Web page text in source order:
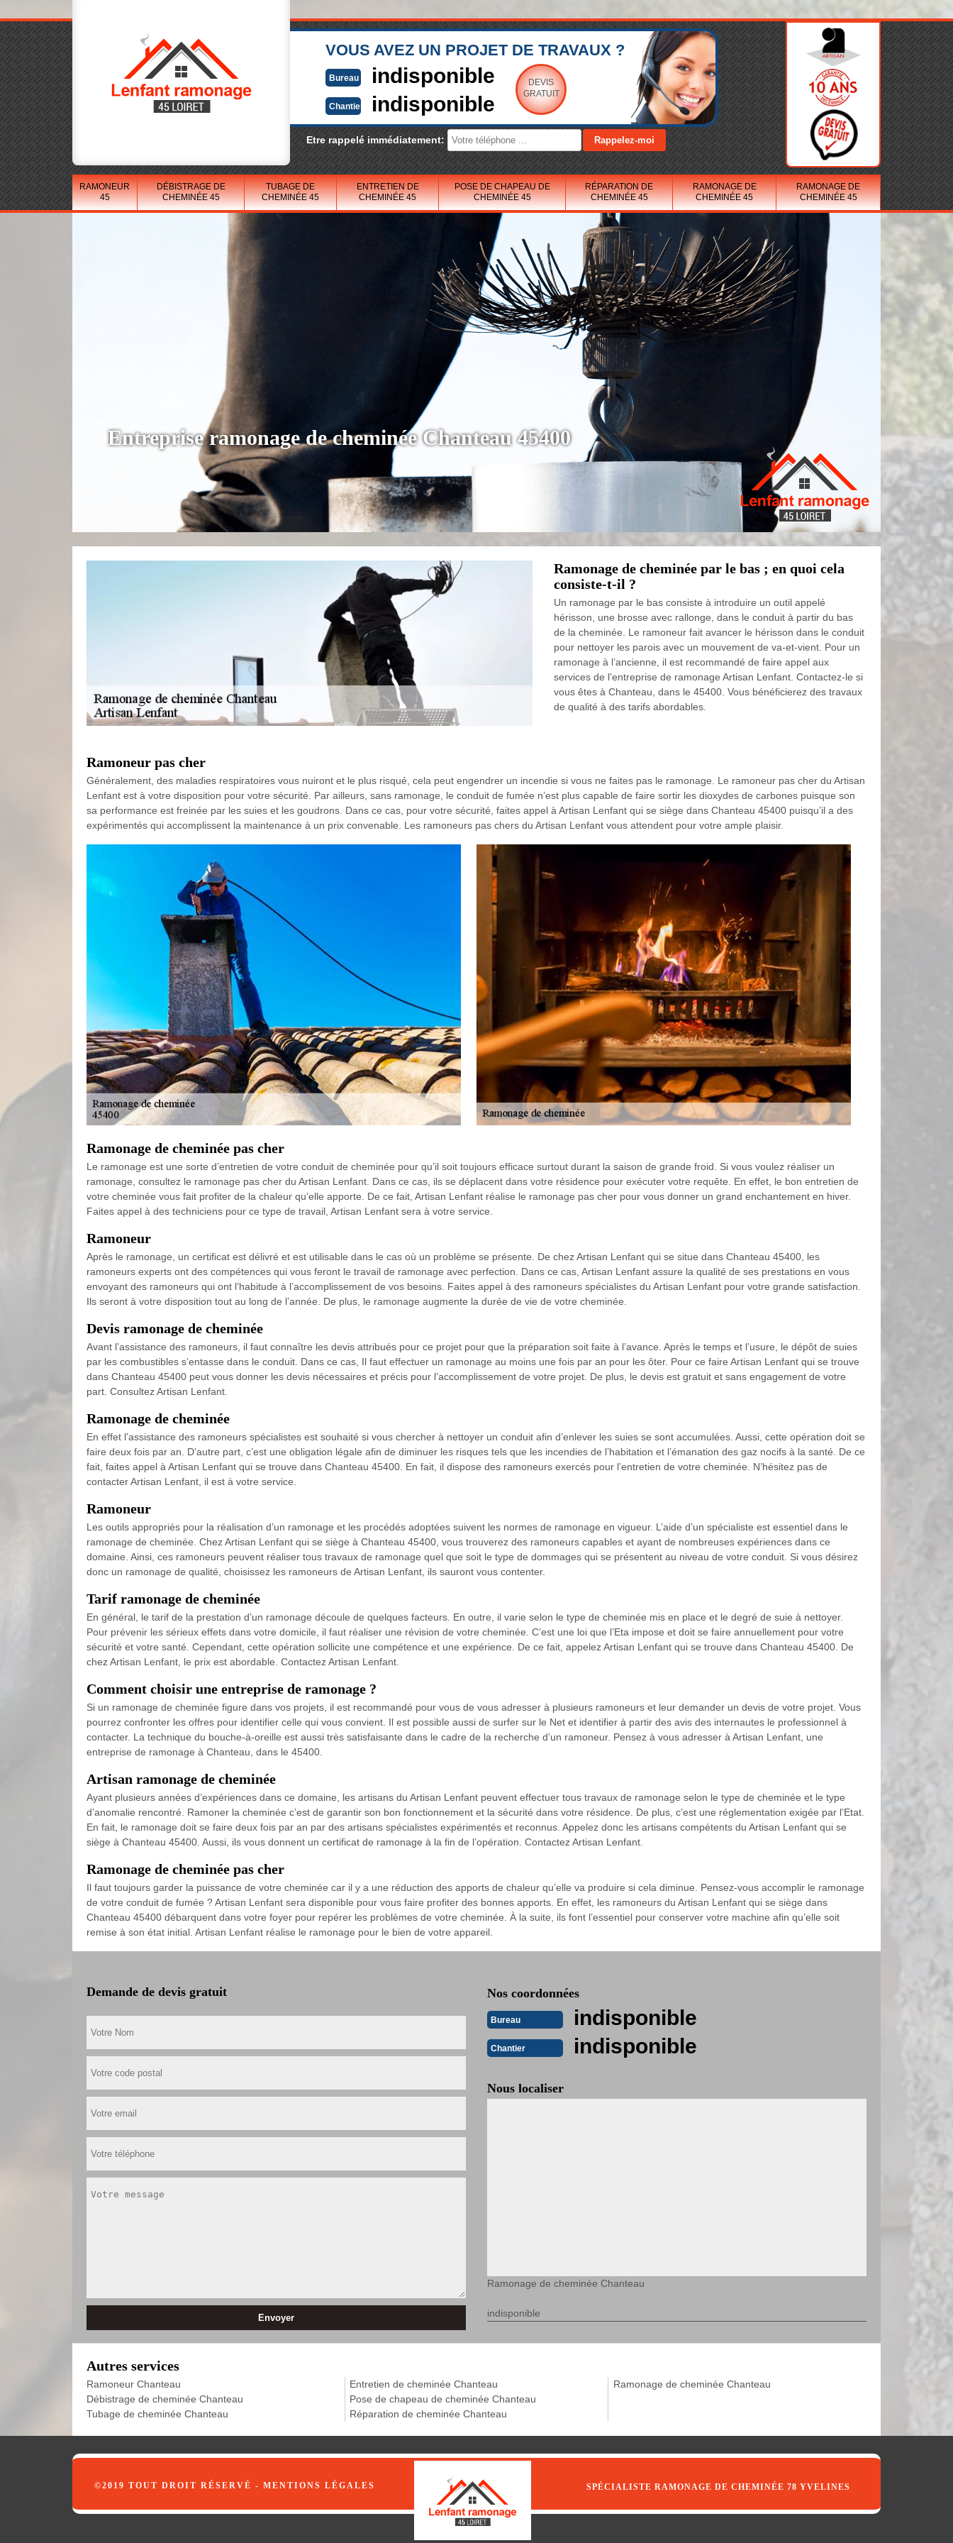
VOUS AVEZ UN PROJET DE TRAVAUX ?
Bureau indisponible
Chantier indisponible
DEVIS
GRATUIT
Etre rappelé immédiatement:
RAMONEUR
45
DÉBISTRAGE DE
CHEMINÉE 45
TUBAGE DE
CHEMINÉE 45
ENTRETIEN DE
CHEMINÉE 45
POSE DE CHAPEAU DE
CHEMINÉE 45
RÉPARATION DE
CHEMINÉE 45
RAMONAGE DE
CHEMINÉE 45
RAMONAGE DE
CHEMINÉE 45
Entreprise ramonage de cheminée Chanteau 45400
Ramonage de cheminée par le bas ; en quoi cela
consiste-t-il ?
Un ramonage par le bas consiste à introduire un outil appelé
hérisson, une brosse avec rallonge, dans le conduit à partir du bas
de la cheminée. Le ramoneur fait avancer le hérisson dans le conduit
pour nettoyer les parois avec un mouvement de va-et-vient. Pour un
ramonage à l’ancienne, il est recommandé de faire appel aux
services de l’entreprise de ramonage Artisan Lenfant. Contactez-le si
vous êtes à Chanteau, dans le 45400. Vous bénéficierez des travaux
de qualité à des tarifs abordables.
Ramoneur pas cher
Généralement, des maladies respiratoires vous nuiront et le plus risqué, cela peut engendrer un incendie si vous ne faites pas le ramonage. Le ramoneur pas cher du Artisan
Lenfant est à votre disposition pour votre sécurité. Par ailleurs, sans ramonage, le conduit de fumée n’est plus capable de faire sortir les dioxydes de carbones puisque son
sa performance est freinée par les suies et les goudrons. Dans ce cas, pour votre sécurité, faites appel à Artisan Lenfant qui se siège dans Chanteau 45400 puisqu’il a des
expérimentés qui accomplissent la maintenance à un prix convenable. Les ramoneurs pas chers du Artisan Lenfant vous attendent pour votre ample plaisir.
Ramonage de cheminée pas cher
Le ramonage est une sorte d’entretien de votre conduit de cheminée pour qu’il soit toujours efficace surtout durant la saison de grande froid. Si vous voulez réaliser un
ramonage, consultez le ramonage pas cher du Artisan Lenfant. Dans ce cas, ils se déplacent dans votre résidence pour exécuter votre requête. En effet, le bon entretien de
votre cheminée vous fait profiter de la chaleur qu’elle apporte. De ce fait, Artisan Lenfant réalise le ramonage pas cher pour vous donner un grand enchantement en hiver.
Faites appel à des techniciens pour ce type de travail, Artisan Lenfant sera à votre service.
Ramoneur
Après le ramonage, un certificat est délivré et est utilisable dans le cas où un problème se présente. De chez Artisan Lenfant qui se situe dans Chanteau 45400, les
ramoneurs experts ont des compétences qui vous feront le travail de ramonage avec perfection. Dans ce cas, Artisan Lenfant assure la qualité de ses prestations en vous
envoyant des ramoneurs qui ont l’habitude à l’accomplissement de vos besoins. Faites appel à des ramoneurs spécialistes du Artisan Lenfant pour votre grande satisfaction.
Ils seront à votre disposition tout au long de l’année. De plus, le ramonage augmente la durée de vie de votre cheminée.
Devis ramonage de cheminée
Avant l’assistance des ramoneurs, il faut connaître les devis attribués pour ce projet pour que la préparation soit faite à l’avance. Après le temps et l’usure, le dépôt de suies
par les combustibles s’entasse dans le conduit. Dans ce cas, Il faut effectuer un ramonage au moins une fois par an pour les ôter. Pour ce faire Artisan Lenfant qui se trouve
dans Chanteau 45400 peut vous donner les devis nécessaires et précis pour l’accomplissement de votre projet. De plus, le devis est gratuit et sans engagement de votre
part. Consultez Artisan Lenfant.
Ramonage de cheminée
En effet l’assistance des ramoneurs spécialistes est souhaité si vous chercher à nettoyer un conduit afin d’enlever les suies se sont accumulées. Aussi, cette opération doit se
faire deux fois par an. D’autre part, c’est une obligation légale afin de diminuer les risques tels que les incendies de l’habitation et l’émanation des gaz nocifs à la santé. De ce
fait, faites appel à Artisan Lenfant qui se trouve dans Chanteau 45400. En fait, il dispose des ramoneurs exercés pour l’entretien de votre cheminée. N’hésitez pas de
contacter Artisan Lenfant, il est à votre service.
Ramoneur
Les outils appropriés pour la réalisation d’un ramonage et les procédés adoptées suivent les normes de ramonage en vigueur. L’aide d’un spécialiste est essentiel dans le
ramonage de cheminée. Chez Artisan Lenfant qui se siège à Chanteau 45400, vous trouverez des ramoneurs capables et ayant de nombreuses expériences dans ce
domaine. Ainsi, ces ramoneurs peuvent réaliser tous travaux de ramonage quel que soit le type de dommages qui se présentent au niveau de votre conduit. Si vous désirez
donc un ramonage de qualité, choisissez les ramoneurs de Artisan Lenfant, ils sauront vous contenter.
Tarif ramonage de cheminée
En général, le tarif de la prestation d’un ramonage découle de quelques facteurs. En outre, il varie selon le type de cheminée mis en place et le degré de suie à nettoyer.
Pour prévenir les sérieux effets dans votre domicile, il faut réaliser une révision de votre cheminée. C’est une loi que l’Eta impose et doit se faire annuellement pour votre
sécurité et votre santé. Cependant, cette opération sollicite une compétence et une expérience. De ce fait, appelez Artisan Lenfant qui se trouve dans Chanteau 45400. De
chez Artisan Lenfant, le prix est abordable. Contactez Artisan Lenfant.
Comment choisir une entreprise de ramonage ?
Si un ramonage de cheminée figure dans vos projets, il est recommandé pour vous de vous adresser à plusieurs ramoneurs et leur demander un devis de votre projet. Vous
pourrez confronter les offres pour identifier celle qui vous convient. Il est possible aussi de surfer sur le Net et identifier à partir des avis des internautes le professionnel à
contacter. La technique du bouche-à-oreille est aussi très satisfaisante dans le cadre de la recherche d’un ramoneur. Pensez à vous adresser à Artisan Lenfant, une
entreprise de ramonage à Chanteau, dans le 45400.
Artisan ramonage de cheminée
Ayant plusieurs années d’expériences dans ce domaine, les artisans du Artisan Lenfant peuvent effectuer tous travaux de ramonage selon le type de cheminée et le type
d’anomalie rencontré. Ramoner la cheminée c’est de garantir son bon fonctionnement et la sécurité dans votre résidence. De plus, c’est une réglementation exigée par l’Etat.
En fait, le ramonage doit se faire deux fois par an par des artisans spécialistes expérimentés et reconnus. Appelez donc les artisans compétents du Artisan Lenfant qui se
siège à Chanteau 45400. Aussi, ils vous donnent un certificat de ramonage à la fin de l’opération. Contactez Artisan Lenfant.
Ramonage de cheminée pas cher
Il faut toujours garder la puissance de votre cheminée car il y a une réduction des apports de chaleur qu’elle va produire si cela diminue. Pensez-vous accomplir le ramonage
de votre conduit de fumée ? Artisan Lenfant sera disponible pour vous faire profiter des bonnes apports. En effet, les ramoneurs du Artisan Lenfant qui se siège dans
Chanteau 45400 débarquent dans votre foyer pour repérer les problèmes de votre cheminée. À la suite, ils font l’essentiel pour conserver votre machine afin qu’elle soit
remise à son état initial. Artisan Lenfant réalise le ramonage pour le bien de votre appareil.
Demande de devis gratuit Nos coordonnées
Bureau indisponible
Chantier indisponible
Nous localiser
Ramonage de cheminée Chanteau
indisponible
Autres services
Ramoneur Chanteau
Débistrage de cheminée Chanteau
Tubage de cheminée Chanteau
Entretien de cheminée Chanteau
Pose de chapeau de cheminée Chanteau
Réparation de cheminée Chanteau
Ramonage de cheminée Chanteau
©2019 TOUT DROIT RÉSERVÉ - MENTIONS LÉGALES SPÉCIALISTE RAMONAGE DE CHEMINÉE 78 YVELINES